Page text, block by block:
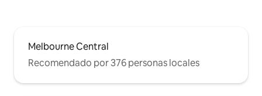
Melbourne Central
Recomendado por 376 personas locales